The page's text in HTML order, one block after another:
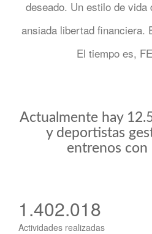
deseado. Un estilo de
ansiada libertad financiera.
El tiempo es,
Actualmente hay
y deportistas
entrenos con
1.402.018
Actividades realizadas